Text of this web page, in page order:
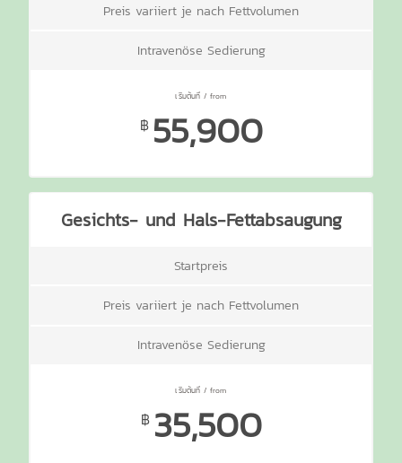
Preis variiert je nach Fettvolumen
Intravenöse Sedierung
฿ 55,900
Gesichts- und Hals-Fettabsaugung
Startpreis
Preis variiert je nach Fettvolumen
Intravenöse Sedierung
฿ 35,500